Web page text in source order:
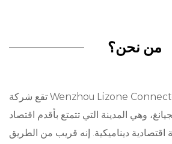
الآمن: مع الهندسة الدقيقة، توفر هذه
تم بناؤه من مواد عالية الجودة، وتم بناء
الظروف البيئية القاسية، وضمان طول
من نحن؟
تقع شركة Wenzhou Lizone Connector Co., Ltd. في مدينة
وهي المدينة التي تتمتع بأقدم اقتصاد
ديناميكية. إنه قريب من الطريق